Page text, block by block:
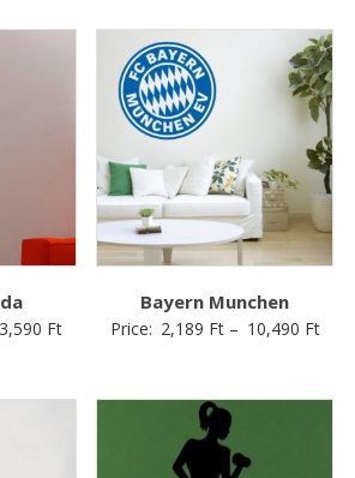
Ft
Bayern Munchen
Price: 2,189 Ft– 10,490 Ft